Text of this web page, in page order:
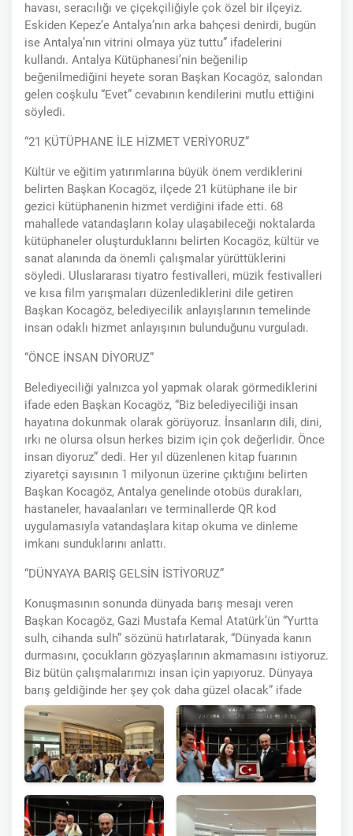
havası, seracılığı ve çiçekçiliğiyle çok özel bir ilçeyiz.
Eskiden Kepez’e Antalya’nın arka bahçesi denirdi, bugün
ise Antalya’nın vitrini olmaya yüz tuttu” ifadelerini
kullandı. Antalya Kütüphanesi’nin beğenilip
beğenilmediğini heyete soran Başkan Kocagöz, salondan
gelen coşkulu “Evet” cevabının kendilerini mutlu ettiğini
söyledi.
“21 KÜTÜPHANE İLE HİZMET VERİYORUZ”
Kültür ve eğitim yatırımlarına büyük önem verdiklerini
belirten Başkan Kocagöz, ilçede 21 kütüphane ile bir
gezici kütüphanenin hizmet verdiğini ifade etti. 68
mahallede vatandaşların kolay ulaşabileceği noktalarda
kütüphaneler oluşturduklarını belirten Kocagöz, kültür ve
sanat alanında da önemli çalışmalar yürüttüklerini
söyledi. Uluslararası tiyatro festivalleri, müzik festivalleri
ve kısa film yarışmaları düzenlediklerini dile getiren
Başkan Kocagöz, belediyecilik anlayışlarının temelinde
insan odaklı hizmet anlayışının bulunduğunu vurguladı.
“ÖNCE İNSAN DİYORUZ”
Belediyeciliği yalnızca yol yapmak olarak görmediklerini
ifade eden Başkan Kocagöz, “Biz belediyeciliği insan
hayatına dokunmak olarak görüyoruz. İnsanların dili, dini,
ırkı ne olursa olsun herkes bizim için çok değerlidir. Önce
insan diyoruz” dedi. Her yıl düzenlenen kitap fuarının
ziyaretçi sayısının 1 milyonun üzerine çıktığını belirten
Başkan Kocagöz, Antalya genelinde otobüs durakları,
hastaneler, havaalanları ve terminallerde QR kod
uygulamasıyla vatandaşlara kitap okuma ve dinleme
imkanı sunduklarını anlattı.
“DÜNYAYA BARIŞ GELSİN İSTİYORUZ”
Konuşmasının sonunda dünyada barış mesajı veren
Başkan Kocagöz, Gazi Mustafa Kemal Atatürk’ün “Yurtta
sulh, cihanda sulh” sözünü hatırlatarak, “Dünyada kanın
durmasını, çocukların gözyaşlarının akmamasını istiyoruz.
Biz bütün çalışmalarımızı insan için yapıyoruz. Dünyaya
barış geldiğinde her şey çok daha güzel olacak” ifade